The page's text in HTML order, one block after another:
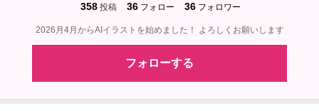
358 投稿 36 フォロー 36 フォロワー
2026月4月からAIイラストを始めました！ よろしくお願いします
フォローする